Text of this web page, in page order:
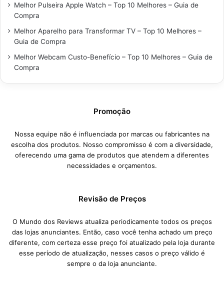
Melhor Pulseira Apple Watch – Top 10 Melhores – Guia de
Compra
Melhor Aparelho para Transformar TV – Top 10 Melhores –
Guia de Compra
Melhor Webcam Custo-Benefício – Top 10 Melhores – Guia de
Compra
Promoção
Nossa equipe não é influenciada por marcas ou fabricantes na
escolha dos produtos. Nosso compromisso é com a diversidade,
oferecendo uma gama de produtos que atendem a diferentes
necessidades e orçamentos.
Revisão de Preços
O Mundo dos Reviews atualiza periodicamente todos os preços
das lojas anunciantes. Então, caso você tenha achado um preço
diferente, com certeza esse preço foi atualizado pela loja durante
esse período de atualização, nesses casos o preço válido é
sempre o da loja anunciante.